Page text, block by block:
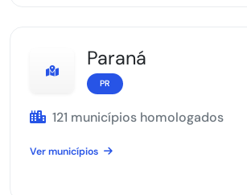
Paraná
PR
121 municípios homologados
Ver municípios